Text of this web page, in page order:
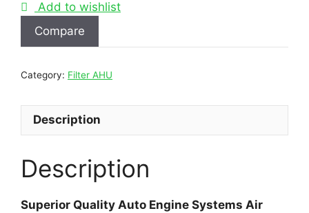
Add to wishlist
Compare
Category: Filter AHU
Description
Description
Superior Quality Auto Engine Systems Air